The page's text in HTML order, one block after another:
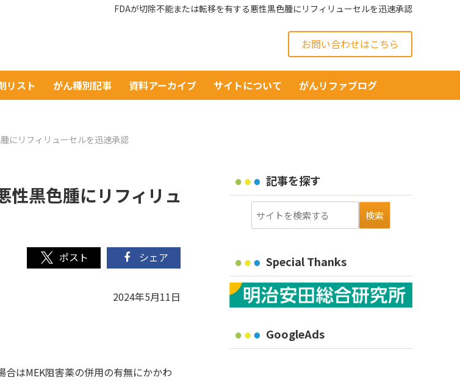
FDAが切除不能または転移を有する悪性黒色腫にリフィリューセルを迅速承認
お問い合わせはこちら
リスト がん種別記事 資料アーカイブ サイトについて がんリファブログ
にリフィリューセルを迅速承認
性黒色腫にリフィリュ
シェア
2024年5月11日
合はMEK阻害薬の併用の有無にかかわ
記事を探す
Special Thanks
GoogleAds